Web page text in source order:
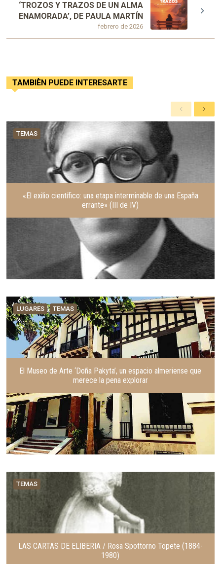
febrero de 2026
‘TROZOS Y TRAZOS DE UN ALMA
ENAMORADA’, DE PAULA MARTÍN
TAMBIÈN PUEDE INTERESARTE
A
n
i
o
r
S
i
e
TEMAS
«El exilio científico: una etapa interminable de una España
errante» (III de IV)
LUGARES TEMAS
El Museo de Arte ‘Doña Pakyta’, un espacio almeriense que
merece la pena explorar
TEMAS
LAS CARTAS DE ELIBERIA / Rosa Spottorno Topete (1884-
1980)